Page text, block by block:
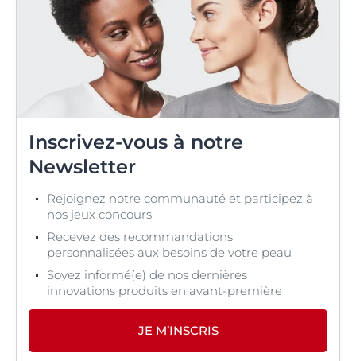
Inscrivez-vous à notre
Newsletter
Rejoignez notre communauté et participez à
nos jeux concours
Recevez des recommandations
personnalisées aux besoins de votre peau
Soyez informé(e) de nos dernières
innovations produits en avant-première
JE M’INSCRIS